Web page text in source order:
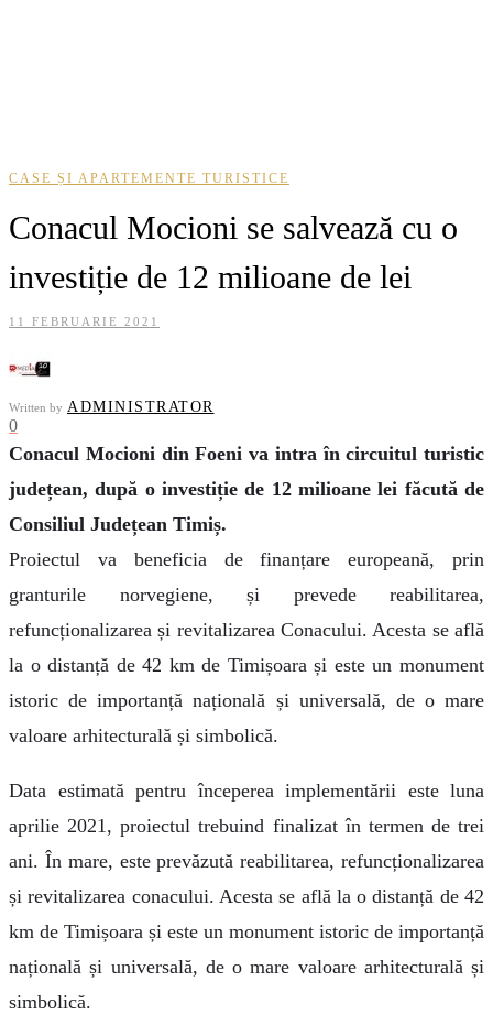
CASE ȘI APARTEMENTE TURISTICE
Conacul Mocioni se salvează cu o
investiție de 12 milioane de lei
11 FEBRUARIE 2021
Written by ADMINISTRATOR
0
Conacul Mocioni din Foeni va intra în circuitul turistic
județean, după o investiție de 12 milioane lei făcută de
Consiliul Județean Timiș.
Proiectul va beneficia de finanțare europeană, prin
granturile norvegiene, și prevede reabilitarea,
refuncționalizarea și revitalizarea Conacului. Acesta se află
la o distanță de 42 km de Timișoara și este un monument
istoric de importanță națională și universală, de o mare
valoare arhitecturală și simbolică.
Data estimată pentru începerea implementării este luna
aprilie 2021, proiectul trebuind finalizat în termen de trei
ani. În mare, este prevăzută reabilitarea, refuncționalizarea
și revitalizarea conacului. Acesta se află la o distanță de 42
km de Timișoara și este un monument istoric de importanță
națională și universală, de o mare valoare arhitecturală și
simbolică.